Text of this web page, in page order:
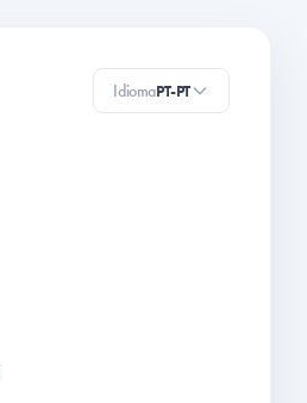
IdiomaPT-PT